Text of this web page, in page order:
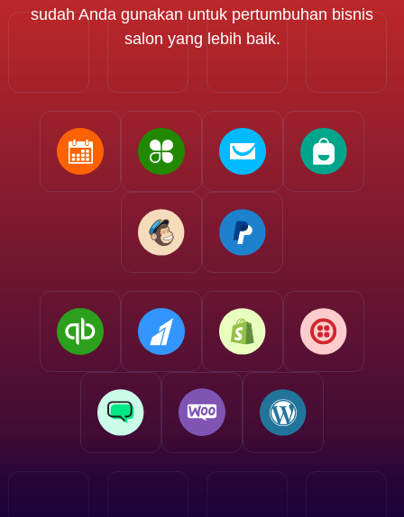
sudah Anda gunakan untuk pertumbuhan bisnis
salon yang lebih baik.